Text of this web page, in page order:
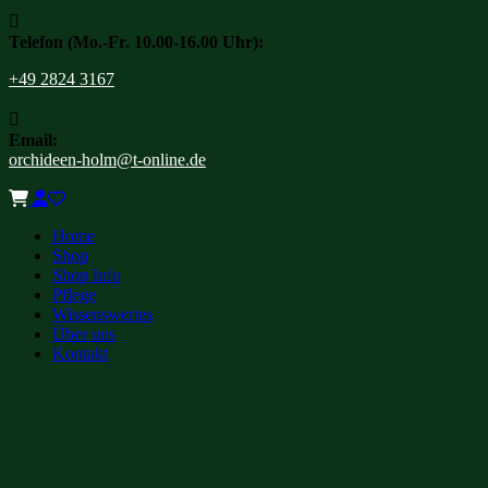

Telefon (Mo.-Fr. 10.00-16.00 Uhr):
+49 2824 3167

Email:
orchideen-holm@t-online.de
Home
Shop
Shop Info
Pflege
Wissenswertes
Über uns
Kontakt